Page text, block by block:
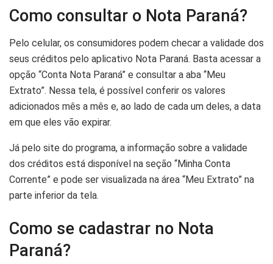
Como consultar o Nota Paraná?
Pelo celular, os consumidores podem checar a validade dos
seus créditos pelo aplicativo Nota Paraná. Basta acessar a
opção “Conta Nota Paraná” e consultar a aba “Meu
Extrato”. Nessa tela, é possível conferir os valores
adicionados mês a mês e, ao lado de cada um deles, a data
em que eles vão expirar.
Já pelo site do programa, a informação sobre a validade
dos créditos está disponível na seção “Minha Conta
Corrente” e pode ser visualizada na área “Meu Extrato” na
parte inferior da tela.
Como se cadastrar no Nota
Paraná?